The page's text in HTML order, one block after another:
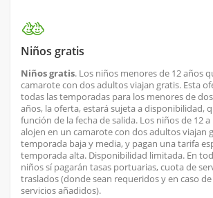
Niños gratis
Niños gratis. Los niños menores de 12 años
camarote con dos adultos viajan gratis. Esta
todas las temporadas para los menores de dos
años, la oferta, estará sujeta a disponibilidad,
función de la fecha de salida. Los niños de 12 a
alojen en un camarote con dos adultos viajan
temporada baja y media, y pagan una tarifa
temporada alta. Disponibilidad limitada. En
niños sí pagarán tasas portuarias, cuota de
traslados (donde sean requeridos y en caso
servicios añadidos).